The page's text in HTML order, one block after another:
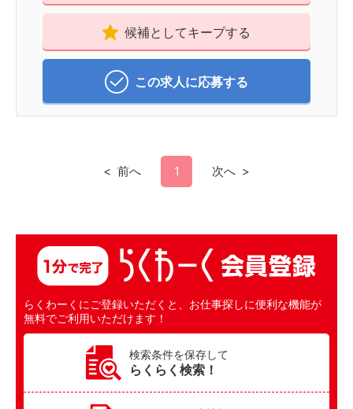
候補としてキープする
この求人に応募する
前へ 1 次へ
らくわーくにご登録いただくと、お仕事探しに便利な機能が
無料でご利用いただけます！
検索条件を保存して
らくらく検索！